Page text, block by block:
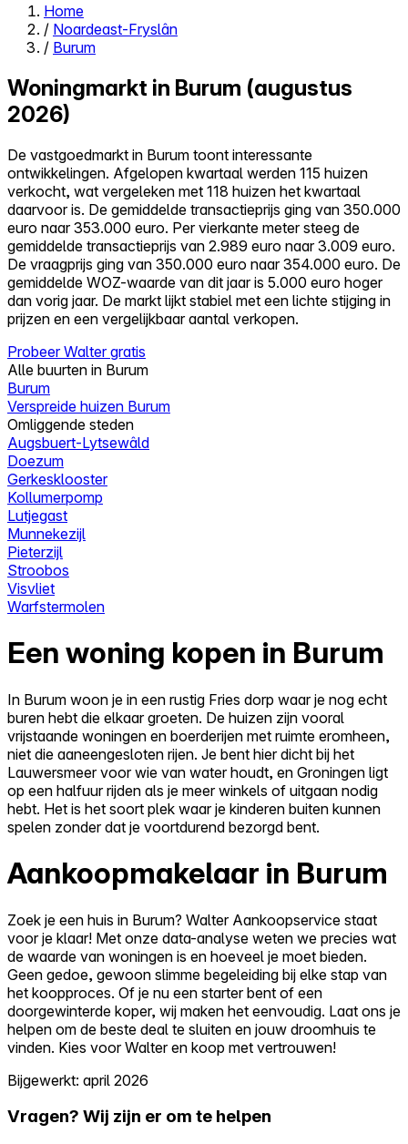
Close menu
Alles-in-één
Reviews
Prijzen
Log in
Probeer Walter gratis
Home
/ Noardeast-Fryslân
/ Burum
Woningmarkt in Burum (augustus
2026)
De vastgoedmarkt in Burum toont interessante
ontwikkelingen. Afgelopen kwartaal werden 115 huizen
verkocht, wat vergeleken met 118 huizen het kwartaal
daarvoor is. De gemiddelde transactieprijs ging van 350.000
euro naar 353.000 euro. Per vierkante meter steeg de
gemiddelde transactieprijs van 2.989 euro naar 3.009 euro.
De vraagprijs ging van 350.000 euro naar 354.000 euro. De
gemiddelde WOZ-waarde van dit jaar is 5.000 euro hoger
dan vorig jaar. De markt lijkt stabiel met een lichte stijging in
prijzen en een vergelijkbaar aantal verkopen.
Probeer Walter gratis
Alle buurten in Burum
Burum
Verspreide huizen Burum
Omliggende steden
Augsbuert-Lytsewâld
Doezum
Gerkesklooster
Kollumerpomp
Lutjegast
Munnekezijl
Pieterzijl
Stroobos
Visvliet
Warfstermolen
Een woning kopen in Burum
In Burum woon je in een rustig Fries dorp waar je nog echt
buren hebt die elkaar groeten. De huizen zijn vooral
vrijstaande woningen en boerderijen met ruimte eromheen,
niet die aaneengesloten rijen. Je bent hier dicht bij het
Lauwersmeer voor wie van water houdt, en Groningen ligt
op een halfuur rijden als je meer winkels of uitgaan nodig
hebt. Het is het soort plek waar je kinderen buiten kunnen
spelen zonder dat je voortdurend bezorgd bent.
Aankoopmakelaar in Burum
Zoek je een huis in Burum? Walter Aankoopservice staat
voor je klaar! Met onze data-analyse weten we precies wat
de waarde van woningen is en hoeveel je moet bieden.
Geen gedoe, gewoon slimme begeleiding bij elke stap van
het koopproces. Of je nu een starter bent of een
doorgewinterde koper, wij maken het eenvoudig. Laat ons je
helpen om de beste deal te sluiten en jouw droomhuis te
vinden. Kies voor Walter en koop met vertrouwen!
Bijgewerkt: april 2026
Vragen? Wij zijn er om te helpen